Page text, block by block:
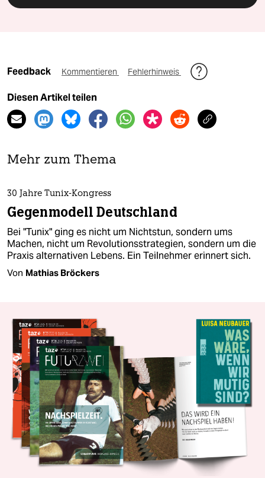
Feedback Kommentieren Fehlerhinweis
Diesen Artikel teilen
Mehr zum Thema
30 Jahre Tunix-Kongress
Gegenmodell Deutschland
Bei "Tunix" ging es nicht um Nichtstun, sondern ums
Machen, nicht um Revolutionsstrategien, sondern um die
Praxis alternativen Lebens. Ein Teilnehmer erinnert sich.
Von Mathias Bröckers